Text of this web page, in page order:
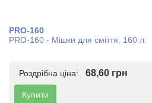
PRO-160
PRO-160 - Мішки для сміття, 160 л.
Роздрібна ціна: 68,60 грн
Купити